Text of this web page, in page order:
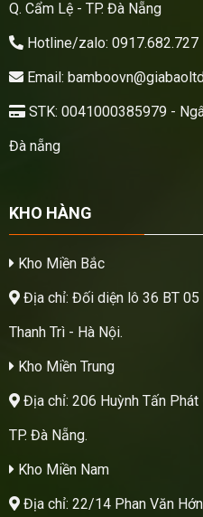
Q. Cẩm Lệ - TP. Đà Nẵng
Hotline/zalo: 0917.682.727
Email:
STK: 0041000385979 -
Đà nẵng
KHO HÀNG
Kho Miền Bắc
Địa chỉ: Đối diện lô 36 BT 05
Thanh Trì - Hà Nội.
Kho Miền Trung
Địa chỉ: 206 Huỳnh Tấn Phát
TP. Đà Nẵng.
Kho Miền Nam
Địa chỉ: 22/14 Phan Văn Hớn